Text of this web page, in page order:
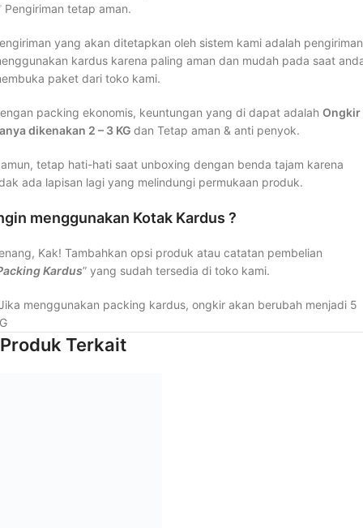
Pengiriman tetap aman.
yang akan ditetapkan oleh sistem kami adalah pengiriman
kardus karena paling aman dan mudah pada saat
paket dari toko kami.
packing ekonomis, keuntungan yang di dapat adalah Ongkir
dikenakan 2 – 3 KG dan Tetap aman & anti penyok.
tetap hati-hati saat unboxing dengan benda tajam karena
ada lapisan lagi yang melindungi permukaan produk.
menggunakan Kotak Kardus ?
Kak! Tambahkan opsi produk atau catatan pembelian
Kardus” yang sudah tersedia di toko kami.
menggunakan packing kardus, ongkir akan berubah menjadi 5
Produk Terkait